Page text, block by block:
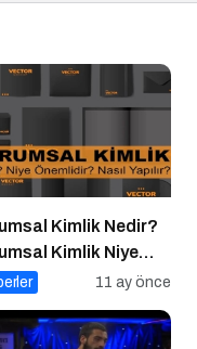
Kimlik Nedir?
Kimlik Niye
Kurumsal
11 ay önce